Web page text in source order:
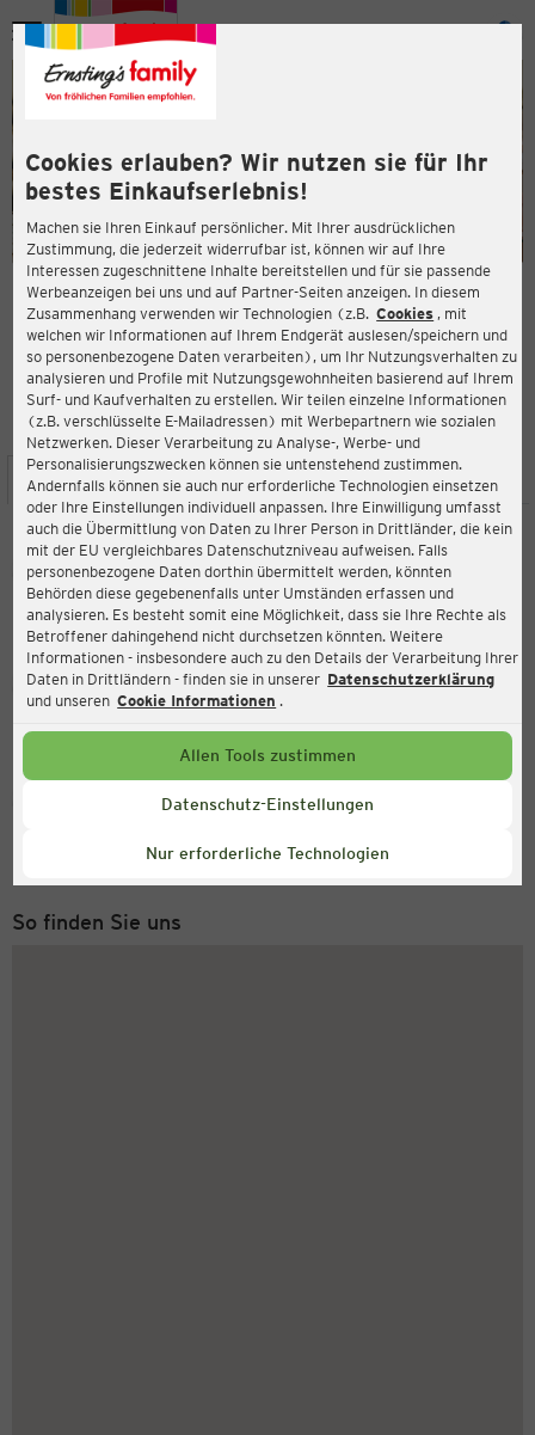
Cookies erlauben? Wir nutzen sie für Ihr
bestes Einkaufserlebnis!
Machen sie Ihren Einkauf persönlicher. Mit Ihrer ausdrücklichen
Zustimmung, die jederzeit widerrufbar ist, können wir auf Ihre
Interessen zugeschnittene Inhalte bereitstellen und für sie passende
Werbeanzeigen bei uns und auf Partner-Seiten anzeigen. In diesem
Zusammenhang verwenden wir Technologien (z.B. Cookies , mit
welchen wir Informationen auf Ihrem Endgerät auslesen/speichern und
so personenbezogene Daten verarbeiten), um Ihr Nutzungsverhalten zu
analysieren und Profile mit Nutzungsgewohnheiten basierend auf Ihrem
Surf- und Kaufverhalten zu erstellen. Wir teilen einzelne Informationen
(z.B. verschlüsselte E-Mailadressen) mit Werbepartnern wie sozialen
Netzwerken. Dieser Verarbeitung zu Analyse-, Werbe- und
Personalisierungszwecken können sie untenstehend zustimmen.
Andernfalls können sie auch nur erforderliche Technologien einsetzen
oder Ihre Einstellungen individuell anpassen. Ihre Einwilligung umfasst
auch die Übermittlung von Daten zu Ihrer Person in Drittländer, die kein
mit der EU vergleichbares Datenschutzniveau aufweisen. Falls
personenbezogene Daten dorthin übermittelt werden, könnten
Behörden diese gegebenenfalls unter Umständen erfassen und
analysieren. Es besteht somit eine Möglichkeit, dass sie Ihre Rechte als
Betroffener dahingehend nicht durchsetzen könnten. Weitere
Informationen - insbesondere auch zu den Details der Verarbeitung Ihrer
Daten in Drittländern - finden sie in unserer Datenschutzerklärung
und unseren Cookie Informationen .
Allen Tools zustimmen
Datenschutz-Einstellungen
Nur erforderliche Technologien
Menü
ERNSTING'S FAMILY FILIALE
Burgstraße 3
26603 Aurich
4,6
Bewertung:
STANDORT SERVICES SORTIMENT AKTIONEN
Ernsting's family
Burgstraße 3, 26603 Aurich
Aktuell:
Geöffnet
Service Hotline
Montag bis Freitag 8-18 Uhr
So finden Sie uns